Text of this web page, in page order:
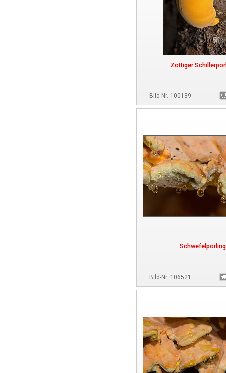
Zottiger
Bild-Nr. 100139
Schwefelporling
Bild-Nr. 106521